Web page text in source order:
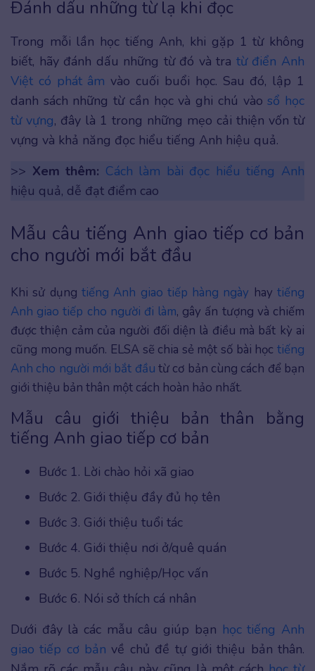
Đánh dấu những từ lạ khi đọc
Trong mỗi lần học tiếng Anh, khi gặp 1 từ không
biết, hãy đánh dấu những từ đó và tra từ điển Anh
Việt có phát âm vào cuối buổi học. Sau đó, lập 1
danh sách những từ cần học và ghi chú vàosổ học
từ vựng, đây là 1 trong những mẹo cải thiện vốn từ
vựng và khả năng đọc hiểu tiếng Anh hiệu quả.
>> Xem thêm: Cách làm bài đọc hiểu tiếng Anh
hiệu quả, dễ đạt điểm cao
Mẫu câu tiếng Anh giao tiếp cơ bản
cho người mới bắt đầu
Khi sử dụng tiếng Anh giao tiếp hàng ngày haytiếng
Anh giao tiếp cho người đi làm, gây ấn tượng và chiếm
được thiện cảm của người đối diện là điều mà bất kỳ ai
cũng mong muốn. ELSA sẽ chia sẻ một số bài học tiếng
Anh cho người mới bắt đầu từ cơ bản cùng cách để bạn
giới thiệu bản thân một cách hoàn hảo nhất.
Mẫu câu giới thiệu bản thân bằng
tiếng Anh giao tiếp cơ bản
Bước 1. Lời chào hỏi xã giao
Bước 2. Giới thiệu đầy đủ họ tên
Bước 3. Giới thiệu tuổi tác
Bước 4. Giới thiệu nơi ở/quê quán
Bước 5. Nghề nghiệp/Học vấn
Bước 6. Nói sở thích cá nhân
Dưới đây là các mẫu câu giúp bạn học tiếng Anh
giao tiếp cơ bản về chủ đề tự giới thiệu bản thân.